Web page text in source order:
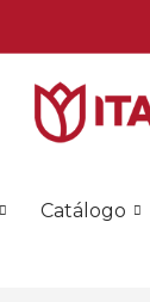
Catálogo